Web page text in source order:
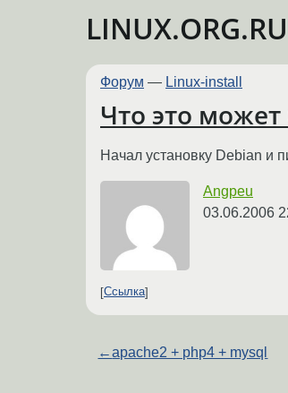
LINUX.ORG.RU
Форум — Linux-install
Что это может
Начал установку Debian и
Angpeu
03.06.2006
Ссылка
←apache2 + php4 + mysql